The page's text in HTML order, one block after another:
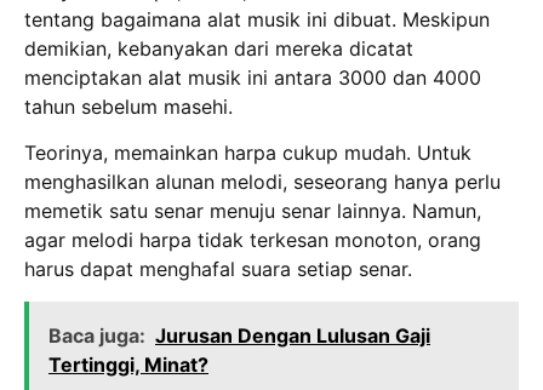
tentang bagaimana alat musik ini dibuat. Meskipun
demikian, kebanyakan dari mereka dicatat
menciptakan alat musik ini antara 3000 dan 4000
tahun sebelum masehi.
Teorinya, memainkan harpa cukup mudah. Untuk
menghasilkan alunan melodi, seseorang hanya perlu
memetik satu senar menuju senar lainnya. Namun,
agar melodi harpa tidak terkesan monoton, orang
harus dapat menghafal suara setiap senar.
Baca juga: Jurusan Dengan Lulusan Gaji
Tertinggi, Minat?